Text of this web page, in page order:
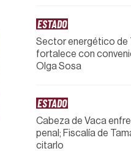
ESTADO
Sector energético de
fortalece con
Olga Sosa
ESTADO
Cabeza de Vaca
penal; Fiscalía de
citarlo